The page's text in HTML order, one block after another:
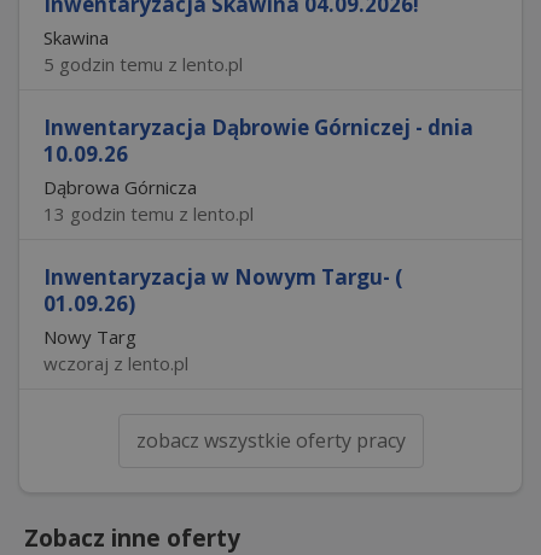
Skawina
5 godzin temu z lento.pl
Inwentaryzacja Dąbrowie Górniczej - dnia
10.09.26
Dąbrowa Górnicza
13 godzin temu z lento.pl
Inwentaryzacja w Nowym Targu- (
01.09.26)
Nowy Targ
wczoraj z lento.pl
zobacz wszystkie oferty pracy
Zobacz inne oferty